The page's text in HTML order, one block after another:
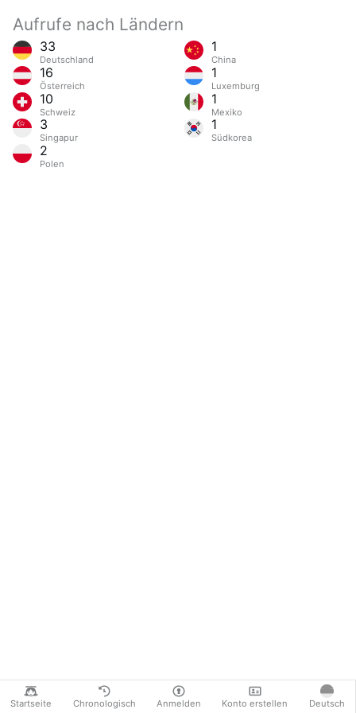
Startseite Chronologisch Anmelden Konto erstellen Deutsch
Aufrufe nach Ländern
33
Deutschland
16
Österreich
10
Schweiz
3
Singapur
2
Polen
1
China
1
Luxemburg
1
Mexiko
1
Südkorea